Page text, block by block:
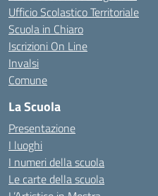
Ufficio Scolastico Territoriale
Scuola in Chiaro
Iscrizioni On Line
Invalsi
Comune
La Scuola
Presentazione
I luoghi
I numeri della scuola
Le carte della scuola